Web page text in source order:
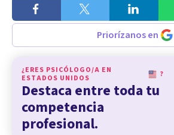
Priorízanos en
¿ERES PSICÓLOGO/A EN
ESTADOS UNIDOS
?
Destaca entre toda tu
competencia
profesional.